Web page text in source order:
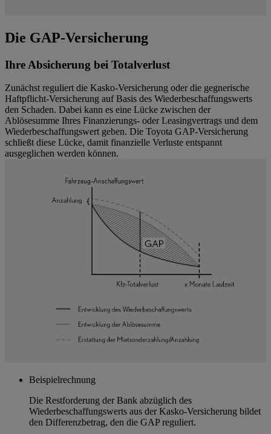
Die GAP-Versicherung
Ihre Absicherung bei Totalverlust
Zunächst reguliert die Kasko-Versicherung oder die gegnerische
Haftpflicht-Versicherung auf Basis des Wiederbeschaffungswerts
den Schaden. Dabei kann es eine Lücke zwischen der
Ablösesumme Ihres Finanzierungs- oder Leasingvertrags und dem
Wiederbeschaffungswert geben. Die Toyota GAP-Versicherung
schließt diese Lücke, damit finanzielle Verluste entspannt
ausgeglichen werden können.
Beispielrechnung
Die Restforderung der Bank abzüglich des
Wiederbeschaffungswerts aus der Kasko-Versicherung bildet
den Differenzbetrag, den die GAP reguliert.